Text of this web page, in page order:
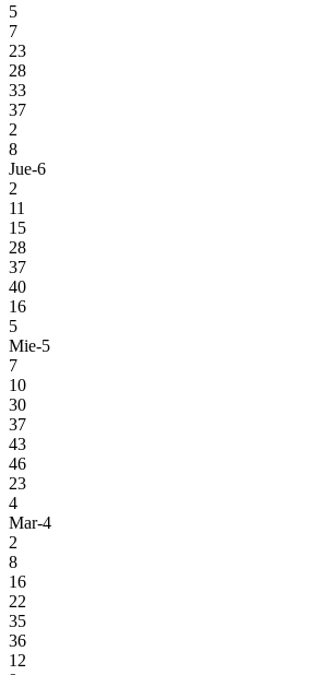
5
7
23
28
33
37
2
8
Jue-6
2
11
15
28
37
40
16
5
Mie-5
7
10
30
37
43
46
23
4
Mar-4
2
8
16
22
35
36
12